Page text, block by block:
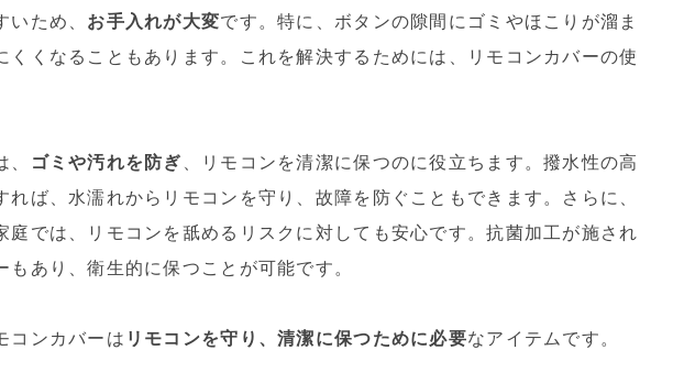
ため、 お手入れが大変です。特に、ボタンの隙間にゴミやほこりが溜ま
くくなることもあります。これを解決するためには、リモコンカバーの使
ゴミや汚れを防ぎ 、リモコンを清潔に保つのに役立ちます。撥水性の高
れば、水濡れからリモコンを守り、故障を防ぐこともできます。さらに、
庭では、リモコンを舐めるリスクに対しても安心です。抗菌加工が施され
もあり、衛生的に保つことが可能です。
コンカバーは リモコンを守り、清潔に保つために必要なアイテムです。